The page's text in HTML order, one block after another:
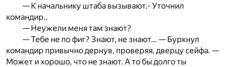
— К начальнику штаба вызывают.- Уточнил
командир..
— Неужели меня там знают?
— Тебе не по фиг? Знают, не знают… — Буркнул
командир привычно дернув, проверяя, дверцу сейфа. —
Может и хорошо, что не знают. А то бы долго ты